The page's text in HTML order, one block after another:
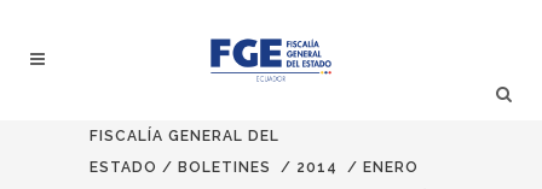
FISCALÍA GENERAL DEL
ESTADO / BOLETINES / 2014 / ENERO